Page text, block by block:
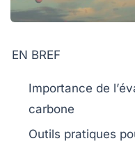
EN BREF
Importance de l’
carbone
Outils pratiques